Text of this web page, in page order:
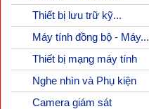
Thiết bị lưu trữ kỹ...
Máy tính đồng bộ - Máy...
Thiết bị mạng máy tính
Nghe nhìn và Phụ kiện
Camera giám sát